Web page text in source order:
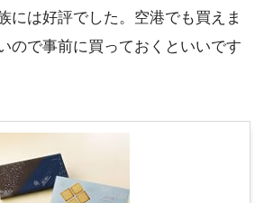
には好評でした。空港でも買えま
ので事前に買っておくといいです